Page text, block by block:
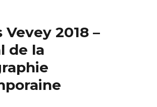
Vevey 2018 –
de la